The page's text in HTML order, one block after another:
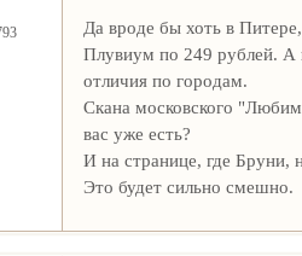
Да вроде бы хоть в
Плувиум по 249 рублей. А
отличия по городам.
Скана московского
вас уже есть?
И на странице, где Бруни,
Это будет сильно смешно.